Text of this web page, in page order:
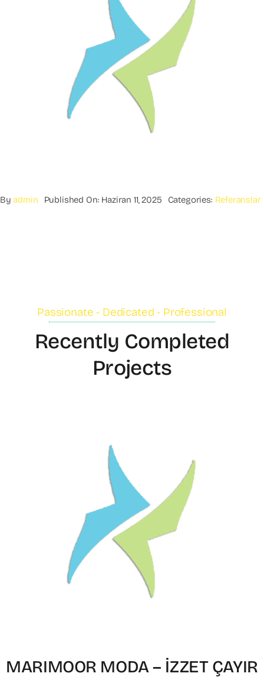
Byadmin Published On: Haziran 11, 2025 Categories: Referanslar
Passionate - Dedicated - Professional
Recently Completed
Projects
MARIMOOR MODA – İZZET ÇAYIR